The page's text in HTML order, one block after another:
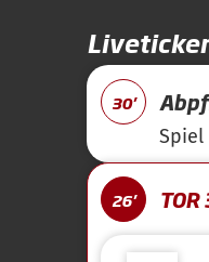
Liveticker
30'
26'